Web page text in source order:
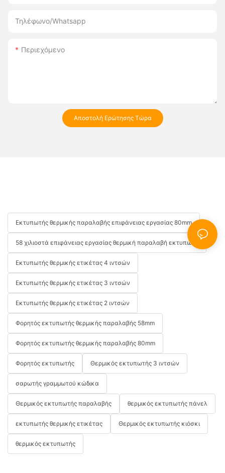
Τηλέφωνο/whatsapp
Περιεχόμενο
Αποστολή Ερώτησης Τώρα
Εκτυπωτής θερμικής παραλαβής επιφάνειας εργασίας 80mm
58 χιλιοστά επιφάνειας εργασίας θερμική παραλαβή εκτυπωτή
Εκτυπωτής θερμικής ετικέτας 4 ιντσών
Εκτυπωτής θερμικής ετικέτας 3 ιντσών
Εκτυπωτής θερμικής ετικέτας 2 ιντσών
Φορητός εκτυπωτής θερμικής παραλαβής 58mm
Φορητός εκτυπωτής θερμικής παραλαβής 80mm
Φορητός εκτυπωτής Θερμικός εκτυπωτής 3 ιντσών
σαρωτής γραμμωτού κώδικα
Θερμικός εκτυπωτής παραλαβής θερμικός εκτυπωτής πάνελ
εκτυπωτής θερμικής ετικέτας Θερμικός εκτυπωτής κιόσκι
θερμικός εκτυπωτής